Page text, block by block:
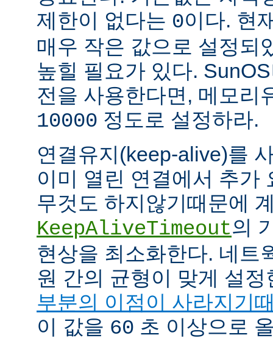
제한이 없다는 0이다. 현
매우 작은 값으로 설정되
높힐 필요가 있다.
전을 사용한다면, 메모리
10000 정도로 설정하라.
연결유지(keep-alive)를
이미 열린 연결에서 추가
무것도 하지않기때문에
KeepAliveTimeout의
현상을 최소화한다. 네트
원 간의 균형이 맞게 설
부분의 이점이 사라지기
이 값을 60 초 이상으로